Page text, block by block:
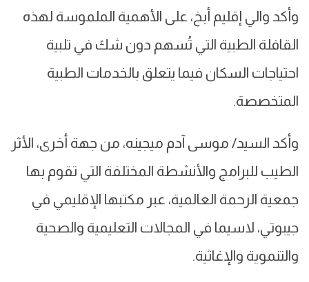
وأكد والي إقليم أبخ، على الأهمية الملموسة لهذه
القافلة الطبية التي تُسهم دون شك في تلبية
احتياجات السكان فيما يتعلق بالخدمات الطبية
المتخصصة.
وأكد السيد/ موسى آدم ميجينه، من جهة أخرى، الأثر
الطيب للبرامج والأنشطة المختلفة التي تقوم بها
جمعية الرحمة العالمية، عبر مكتبها الإقليمي في
جيبوتي، لاسيما في المجالات التعليمية والصحية
والتنموية والإغاثية.